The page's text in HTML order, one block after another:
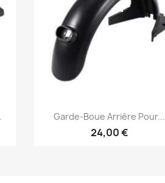
Aperçu rapide
Garde-Boue Arrière Pour...
24,00 €